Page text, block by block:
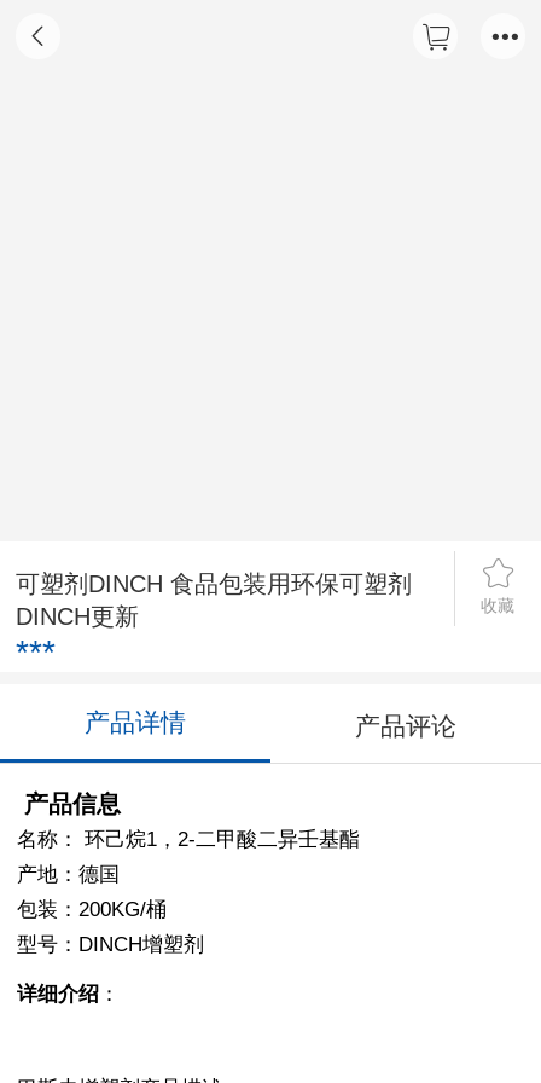
可塑剂DINCH 食品包装用环保可塑剂
DINCH更新
收藏
***
产品详情 产品评论
产品信息
名称： 环己烷1，2-二甲酸二异壬基酯
产地：德国
包装：200KG/桶
型号：DINCH增塑剂
详细介绍 ：